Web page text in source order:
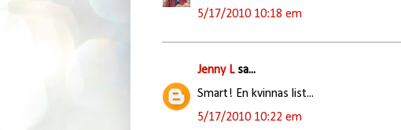
5/17/2010 10:18 em
Jenny Lsa...
Smart! En kvinnas list...
5/17/2010 10:22 em